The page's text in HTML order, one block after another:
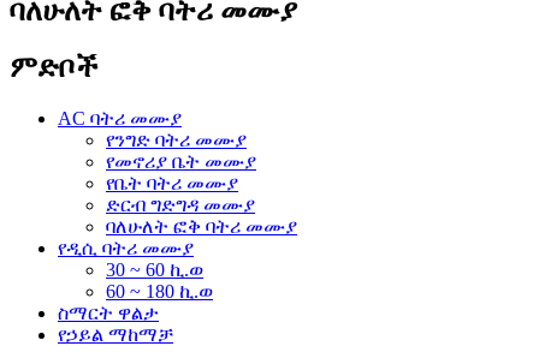
ባለሁለት ፎቅ ባትሪ መሙያ
ምድቦች
AC ባትሪ መሙያ
የንግድ ባትሪ መሙያ
የመኖሪያ ቤት መሙያ
የቤት ባትሪ መሙያ
ድርብ ግድግዳ መሙያ
ባለሁለት ፎቅ ባትሪ መሙያ
የዲሲ ባትሪ መሙያ
30 ~ 60 ኪ.ወ
60 ~ 180 ኪ.ወ
ስማርት ዋልታ
የኃይል ማከማቻ